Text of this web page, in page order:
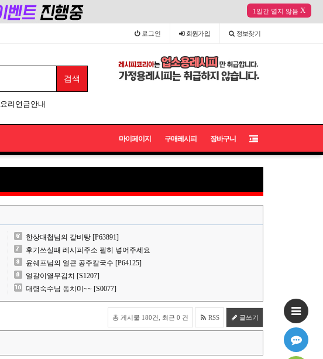
1일간 열지 않음 X
로그인 회원가입 정보찾기
요리연금안내
마이페이지 구매레시피 장바구니
한상대첩님의 갈비탕 [P63891]
후기쓰실때 레시피주소 필히 넣어주세요
윤쉐프님의 얼큰 공주칼국수 [P64125]
얼갈이열무김치 [S1207]
대령숙수님 동치미~~ [S0077]
총 게시물 180건, 최근 0 건 RSS 글쓰기